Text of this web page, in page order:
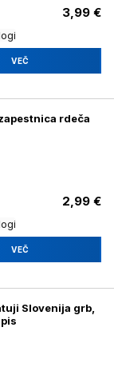
3,99 €
VEČ
rdeča
2,99 €
VEČ
Slovenija grb,